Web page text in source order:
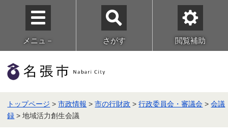
メニュ－ さがす 閲覧補助
トップページ >市政情報 >市の行財政 >行政委員会・審議会 >会議
録 > 地域活力創生会議